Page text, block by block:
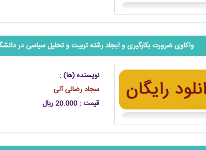
واکاوی ضرورت بکارگیری و ایجاد رشته تربیت و تحلیل سیاسی در
نویسنده (ها) :
سجاد رضائی آلی
قیمت : 20.000 ریال